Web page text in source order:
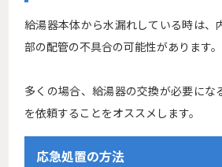
給湯器本体から水漏れしている時は、
部の配管の不具合の可能性があります。
多くの場合、給湯器の交換が必要にな
を依頼することをオススメします。
応急処置の方法